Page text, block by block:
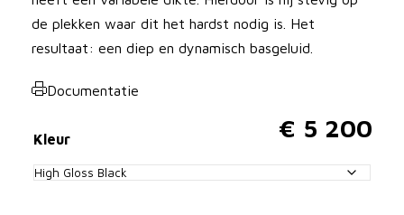
de plekken waar dit het hardst nodig is. Het
resultaat: een diep en dynamisch basgeluid.
Documentatie
Kleur € 5 200